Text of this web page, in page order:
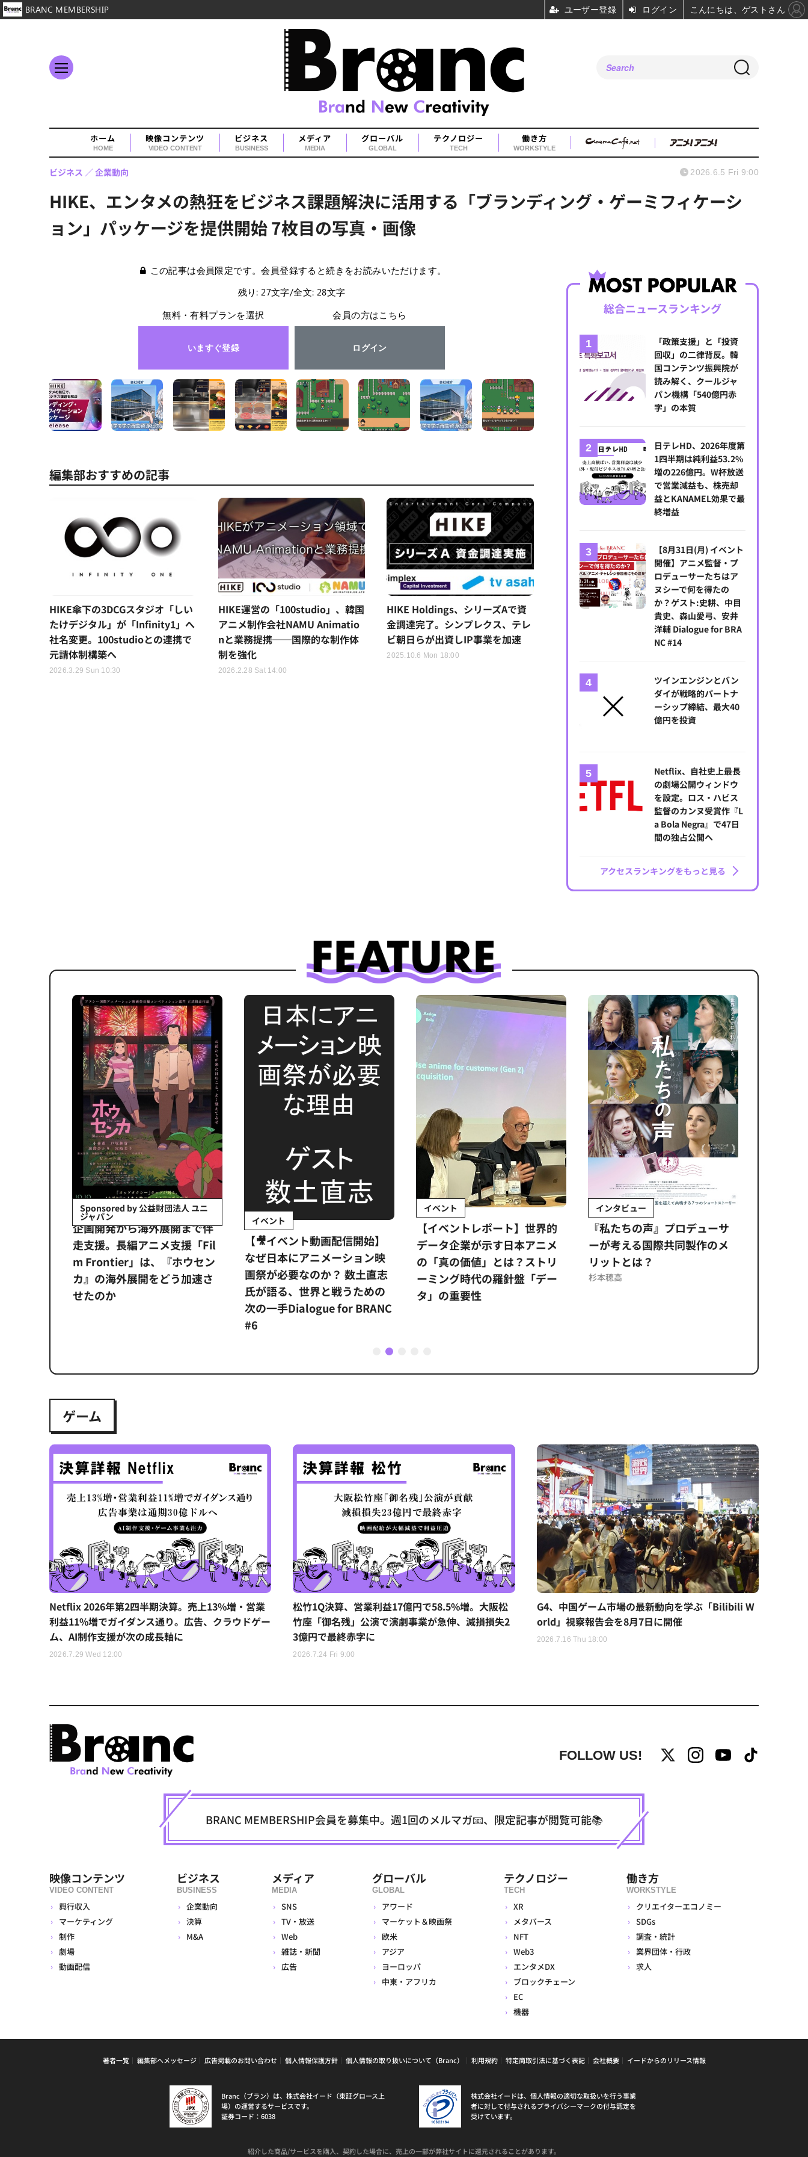
ホーム
HOME
映像コンテンツ
VIDEO CONTENT
ビジネス
BUSINESS
メディア
MEDIA
グローバル
GLOBAL
テクノロジー
TECH
働き方
WORKSTYLE
HIKE、エンタメの熱狂をビジネス課題解決に活用する「ブランディング・ゲーミフィケーシ
ョン」パッケージを提供開始 7枚目の写真・画像
ビジネス 企業動向 2026.6.5 Fri 9:00
この記事は会員限定です。会員登録すると続きをお読みいただけます。
残り: 27文字/全文: 28文字
無料・有料プランを選択
いますぐ登録
会員の方はこちら
ログイン
編集部おすすめの記事
HIKE傘下の3DCGスタジオ「しい
たけデジタル」が「Infinity1」へ
社名変更。100studioとの連携で
元請体制構築へ
2026.3.29 Sun 10:30
HIKE運営の「100studio」、韓国
アニメ制作会社NAMU Animatio
nと業務提携──国際的な制作体
制を強化
2026.2.28 Sat 14:00
HIKE Holdings、シリーズAで資
金調達完了。シンプレクス、テレ
ビ朝日らが出資しIP事業を加速
2025.10.6 Mon 18:00
総合ニュースランキング
「政策支援」と「投資
回収」の二律背反。韓
国コンテンツ振興院が
読み解く、クールジャ
パン機構「540億円赤
字」の本質
日テレHD、2026年度第
1四半期は純利益53.2%
増の226億円。W杯放送
で営業減益も、株売却
益とKANAMEL効果で最
終増益
【8月31日(月) イベント
開催】アニメ監督・プ
ロデューサーたちはア
ヌシーで何を得たの
か？ゲスト:史耕、中目
貴史、森山愛弓、安井
洋輔 Dialogue for BRA
NC #14
ツインエンジンとバン
ダイが戦略的パートナ
ーシップ締結、最大40
億円を投資
Netflix、自社史上最長
の劇場公開ウィンドウ
を設定。ロス・ハビス
監督のカンヌ受賞作『L
a Bola Negra』で47日
間の独占公開へ
アクセスランキングをもっと見る
Sponsored by 公益財団法人 ユニ
ジャパン
企画開発から海外展開まで伴
走支援。長編アニメ支援「Fil
m Frontier」は、『ホウセン
カ』の海外展開をどう加速さ
せたのか
イベント
【🎥イベント動画配信開始】
なぜ日本にアニメーション映
画祭が必要なのか？ 数土直志
氏が語る、世界と戦うための
次の一手Dialogue for BRANC
#6
イベント
【イベントレポート】世界的
データ企業が示す日本アニメ
の「真の価値」とは？ストリ
ーミング時代の羅針盤「デー
タ」の重要性
インタビュー
『私たちの声』プロデューサ
ーが考える国際共同製作のメ
リットとは？
杉本穂高
1 2
ゲーム
Netflix 2026年第2四半期決算。売上13%増・営業
利益11%増でガイダンス通り。広告、クラウドゲー
ム、AI制作支援が次の成長軸に
2026.7.29 Wed 12:00
松竹1Q決算、営業利益17億円で58.5%増。大阪松
竹座「御名残」公演で演劇事業が急伸、減損損失2
3億円で最終赤字に
2026.7.24 Fri 9:00
G4、中国ゲーム市場の最新動向を学ぶ「Bilibili W
orld」視察報告会を8月7日に開催
2026.7.16 Thu 18:00
FOLLOW US!
BRANC MEMBERSHIP会員を募集中。週1回のメルマガ📧、限定記事が閲覧可能📚
映像コンテンツ
VIDEO CONTENT
興行収入
マーケティング
制作
劇場
動画配信
ビジネス
BUSINESS
企業動向
決算
M&A
メディア
MEDIA
SNS
TV・放送
Web
雑誌・新聞
広告
グローバル
GLOBAL
アワード
マーケット＆映画祭
欧米
アジア
ヨーロッパ
中東・アフリカ
テクノロジー
TECH
XR
メタバース
NFT
Web3
エンタメDX
ブロックチェーン
EC
機器
働き方
WORKSTYLE
クリエイターエコノミー
SDGs
調査・統計
業界団体・行政
求人
著者一覧 編集部へメッセージ 広告掲載のお問い合わせ 個人情報保護方針 個人情報の取り扱いについて（Branc） 利用規約 特定商取引法に基づく表記 会社概要 イードからのリリース情報
Branc（ブラン）は、株式会社イード（東証グロース上
場）の運営するサービスです。
証券コード：6038
株式会社イードは、個人情報の適切な取扱いを行う事業
者に対して付与されるプライバシーマークの付与認定を
受けています。
紹介した商品/サービスを購入、契約した場合に、売上の一部が弊社サイトに還元されることがあります。
BRANC MEMBERSHIP ユーザー登録 ログイン こんにちは、ゲストさん